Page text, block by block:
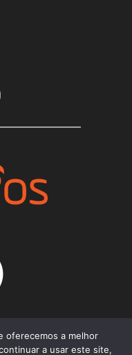
oferecemos a melhor
a usar este site,